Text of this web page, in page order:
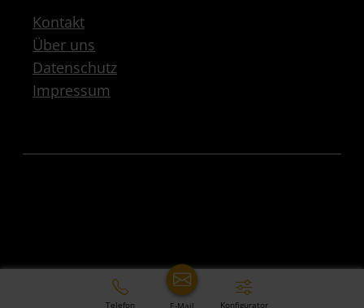
Kontakt
Über uns
Datenschutz
Impressum
Telefon E-Mail Konfigurator